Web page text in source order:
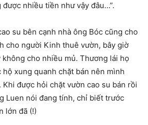
nhiều tiền như vậy đâu…”.
su bên cạnh nhà ông Bóc cũng cho
cho người Kinh thuê vườn, bây giờ
không cho nhiều mủ. Thương lái họ
hộ xung quanh chặt bán nên mình
Khi được hỏi chặt vườn cao su bán rồi
Luen nói đang tính, chỉ biết trước
lớn đã (!)